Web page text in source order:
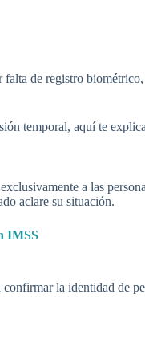
de registro
temporal, aquí te
a las
aclare su situación.
IMSS
confirmar la identidad de